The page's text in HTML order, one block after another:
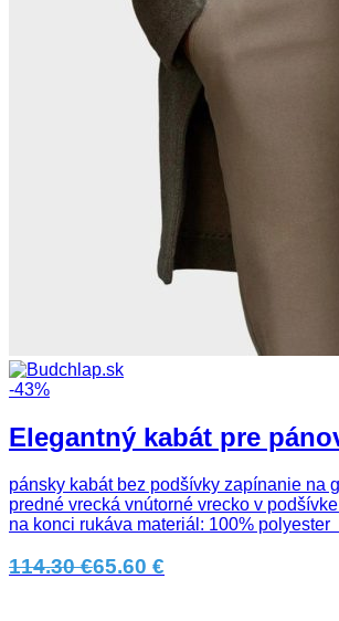
-43%
Elegantný kabát pre
pánsky kabát bez podšívky zapínanie na
predné vrecká vnútorné vrecko v
na konci rukáva materiál: 100%
114.30 €65.60 €